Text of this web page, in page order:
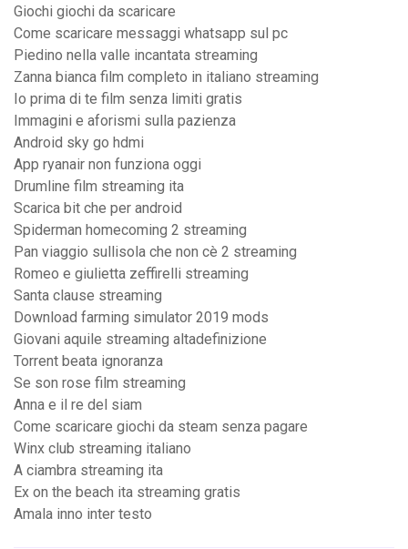
Giochi giochi da scaricare
Come scaricare messaggi whatsapp sul pc
Piedino nella valle incantata streaming
Zanna bianca film completo in italiano streaming
Io prima di te film senza limiti gratis
Immagini e aforismi sulla pazienza
Android sky go hdmi
App ryanair non funziona oggi
Drumline film streaming ita
Scarica bit che per android
Spiderman homecoming 2 streaming
Pan viaggio sullisola che non cè 2 streaming
Romeo e giulietta zeffirelli streaming
Santa clause streaming
Download farming simulator 2019 mods
Giovani aquile streaming altadefinizione
Torrent beata ignoranza
Se son rose film streaming
Anna e il re del siam
Come scaricare giochi da steam senza pagare
Winx club streaming italiano
A ciambra streaming ita
Ex on the beach ita streaming gratis
Amala inno inter testo